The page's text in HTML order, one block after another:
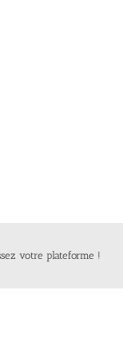
votre plateforme !